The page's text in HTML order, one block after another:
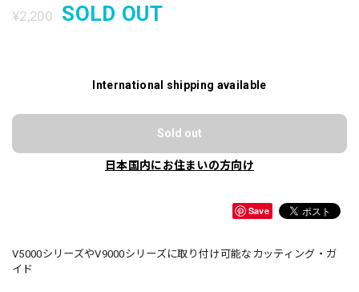
¥2,200 SOLD OUT
International shipping available
Sold out
日本国内にお住まいの方向け
Save
V5000シリーズやV9000シリーズに取り付け可能なカッティング・ガ
イド